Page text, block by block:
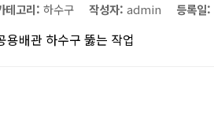
테고리: 하수구 작성자: admin 등록일:
용배관 하수구 뚫는 작업